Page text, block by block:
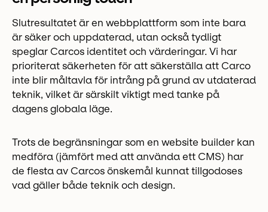
Slutresultatet är en webbplattform som inte bara
är säker och uppdaterad, utan också tydligt
speglar Carcos identitet och värderingar. Vi har
prioriterat säkerheten för att säkerställa att Carco
inte blir måltavla för intrång på grund av utdaterad
teknik, vilket är särskilt viktigt med tanke på
dagens globala läge.
Trots de begränsningar som en website builder kan
medföra (jämfört med att använda ett CMS) har
de flesta av Carcos önskemål kunnat tillgodoses
vad gäller både teknik och design.